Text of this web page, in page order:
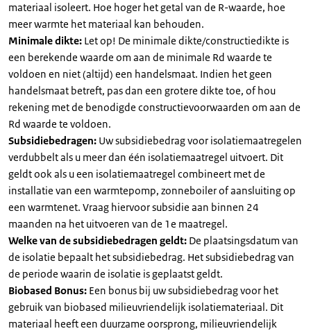
materiaal isoleert. Hoe hoger het getal van de R-waarde, hoe
meer warmte het materiaal kan behouden.
Minimale dikte: Let op! De minimale dikte/constructiedikte is
een berekende waarde om aan de minimale Rd waarde te
voldoen en niet (altijd) een handelsmaat. Indien het geen
handelsmaat betreft, pas dan een grotere dikte toe, of hou
rekening met de benodigde constructievoorwaarden om aan de
Rd waarde te voldoen.
Subsidiebedragen: Uw subsidiebedrag voor isolatiemaatregelen
verdubbelt als u meer dan één isolatiemaatregel uitvoert. Dit
geldt ook als u een isolatiemaatregel combineert met de
installatie van een warmtepomp, zonneboiler of aansluiting op
een warmtenet. Vraag hiervoor subsidie aan binnen 24
maanden na het uitvoeren van de 1e maatregel.
Welke van de subsidiebedragen geldt: De plaatsingsdatum van
de isolatie bepaalt het subsidiebedrag. Het subsidiebedrag van
de periode waarin de isolatie is geplaatst geldt.
Biobased Bonus: Een bonus bij uw subsidiebedrag voor het
gebruik van biobased milieuvriendelijk isolatiemateriaal. Dit
materiaal heeft een duurzame oorsprong, milieuvriendelijk